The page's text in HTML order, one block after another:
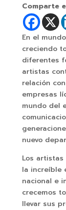
Comparte
En el
creciendo
diferentes
artistas
relación
empresas
mundo del
nuevo
Los
la increíble
nacional e
crecemos
llevar sus